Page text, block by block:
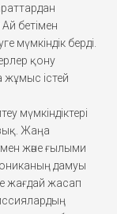
бетімен
мүмкіндік берді.
қону
жұмыс істей
мүмкіндіктері
Жаңа
және ғылыми
дамуы
жағдай жасап